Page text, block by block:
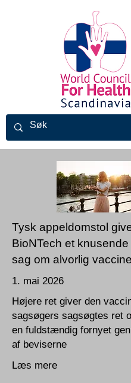
Tysk appeldomstol
BioNTech et knusende
sag om alvorlig
1. mai 2026
Højere ret giver den
sagsøgers sagsøgtes ret
en fuldstændig fornyet
af beviserne
Læs mere